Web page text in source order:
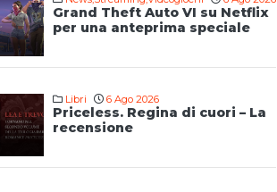
Grand Theft Auto VI su Netflix
per una anteprima speciale
Libri 6 Ago 2026
Priceless. Regina di cuori – La
recensione